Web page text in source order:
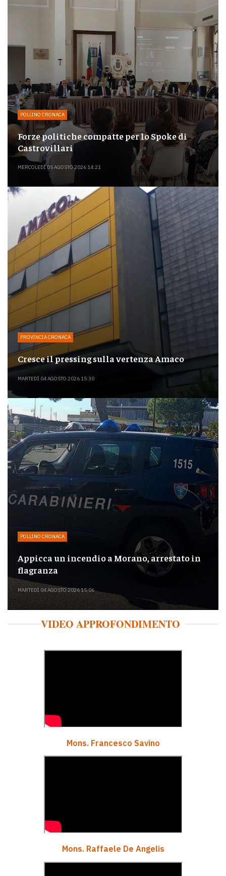
POLLINO CRONACA
Forze politiche compatte per lo Spoke di
Castrovillari
MERCOLEDÌ 05 AGOSTO 2026 14:21
PROVINCIA CRONACA
Cresce il pressing sulla vertenza Amaco
MARTEDÌ 04 AGOSTO 2026 15:30
POLLINO CRONACA
Appicca un incendio a Morano, arrestato in
flagranza
MARTEDÌ 04 AGOSTO 2026 15:06
VIDEO APPROFONDIMENTO
Mons. Francesco Savino
Mons. Raffaele De Angelis